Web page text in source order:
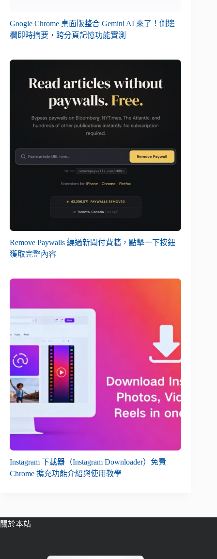
Google Chrome 桌面版整合 Gemini AI 來了！側邊
欄即時摘要，跨分頁記憶功能實測
Remove Paywalls 繞過新聞付費牆，點擊一下按鈕
獲取完整內容
Instagram 下載器（Instagram Downloader）免費
Chrome 擴充功能介紹與使用教學
關於本站